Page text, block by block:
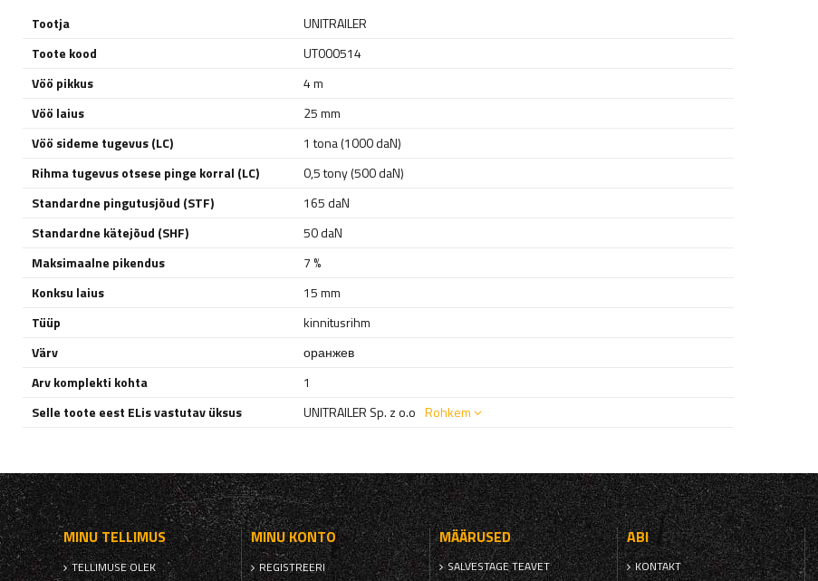
Tootja
UNITRAILER
Toote kood
UT000514
Vöö pikkus
4 m
Vöö laius
25 mm
Vöö sideme tugevus (LC)
1 tona (1000 daN)
Rihma tugevus otsese pinge korral (LC)
0,5 tony (500 daN)
Standardne pingutusjõud (STF)
165 daN
Standardne kätejõud (SHF)
50 daN
Maksimaalne pikendus
7 %
Konksu laius
15 mm
Tüüp
kinnitusrihm
Värv
оранжев
Arv komplekti kohta
1
Selle toote eest ELis vastutav üksus
UNITRAILER Sp. z o.o Rohkem
MINU TELLIMUS
TELLIMUSE OLEK
MINU KONTO
REGISTREERI
MÄÄRUSED
SALVESTAGE TEAVET
ABI
KONTAKT